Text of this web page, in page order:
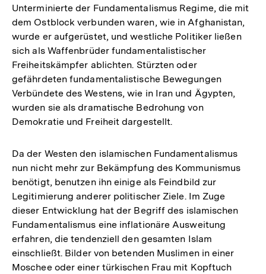
Unterminierte der Fundamentalismus Regime, die mit
dem Ostblock verbunden waren, wie in Afghanistan,
wurde er aufgerüstet, und westliche Politiker ließen
sich als Waffenbrüder fundamentalistischer
Freiheitskämpfer ablichten. Stürzten oder
gefährdeten fundamentalistische Bewegungen
Verbündete des Westens, wie in Iran und Ägypten,
wurden sie als dramatische Bedrohung von
Demokratie und Freiheit dargestellt.
Da der Westen den islamischen Fundamentalismus
nun nicht mehr zur Bekämpfung des Kommunismus
benötigt, benutzen ihn einige als Feindbild zur
Legitimierung anderer politischer Ziele. Im Zuge
dieser Entwicklung hat der Begriff des islamischen
Fundamentalismus eine inflationäre Ausweitung
erfahren, die tendenziell den gesamten Islam
einschließt. Bilder von betenden Muslimen in einer
Moschee oder einer türkischen Frau mit Kopftuch